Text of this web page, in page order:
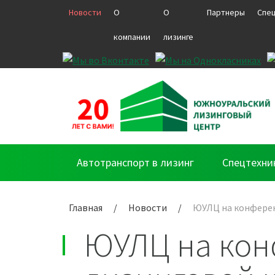
Новости О
компании
О
лизинге
Партнеры
Автотранспорт в лизинг
Главная / Новости / ЮУЛЦ на
ЮУЛЦ на